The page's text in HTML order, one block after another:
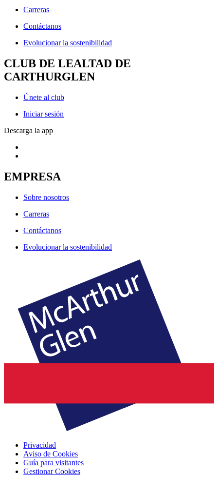
Carreras
Contáctanos
Evolucionar la sostenibilidad
CLUB DE LEALTAD DE
CARTHURGLEN
Únete al club
Iniciar sesión
Descarga la app
EMPRESA
Sobre nosotros
Carreras
Contáctanos
Evolucionar la sostenibilidad
Privacidad
Aviso de Cookies
Guía para visitantes
Gestionar Cookies